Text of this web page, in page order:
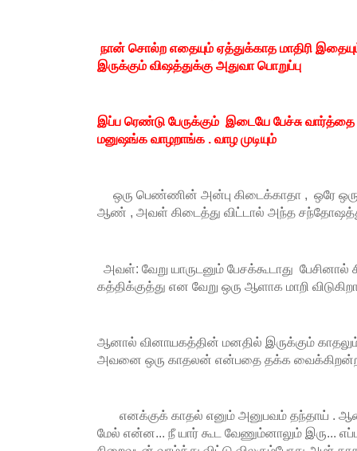
நான் சொல்ற எதையும் ஏத்துக்காத மாதிரி
இருக்கும் விஷத்துக்கு அதுவா பொறுப்பு
இப்ப ரெண்டு பேருக்கும் இடையே பேச்சு
மனுஷங்க வாழறாங்க . வாழ முடியும்
ஒரு பெண்ணின் அன்பு கிடைக்காதா , ஒரே
ஆண் , அவள் கிடைத்து விட்டால் அந்த
அவள்: வேறு யாருடனும் பேசக்கூடாது பேசினால்
கத்திக்குத்து என வேறு ஒரு ஆளாக மாறி
ஆனால் வினாயகத்தின் மனதில் இருக்கும்
அவனை ஒரு காதலன் என்பதை தக்க
எனக்குக் காதல் எனும் அனுபவம் தந்தாய் .
மேல் என்ன... நீ யார் கூட வேணும்னாலும் இரு...